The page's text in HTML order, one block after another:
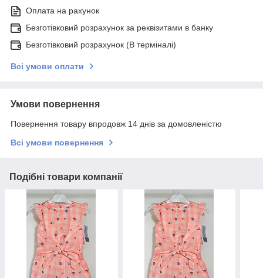
Оплата на рахунок
Безготівковий розрахунок за реквізитами в банку
Безготівковий розрахунок (В терміналі)
Всі умови оплати
Умови повернення
Повернення товару впродовж 14 днів за домовленістю
Всі умови повернення
Подібні товари компанії